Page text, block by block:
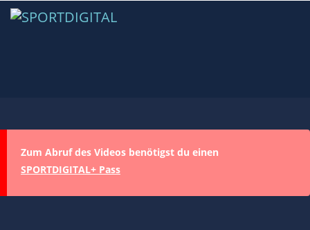
Zum Abruf des Videos benötigst du einen
SPORTDIGITAL+ Pass